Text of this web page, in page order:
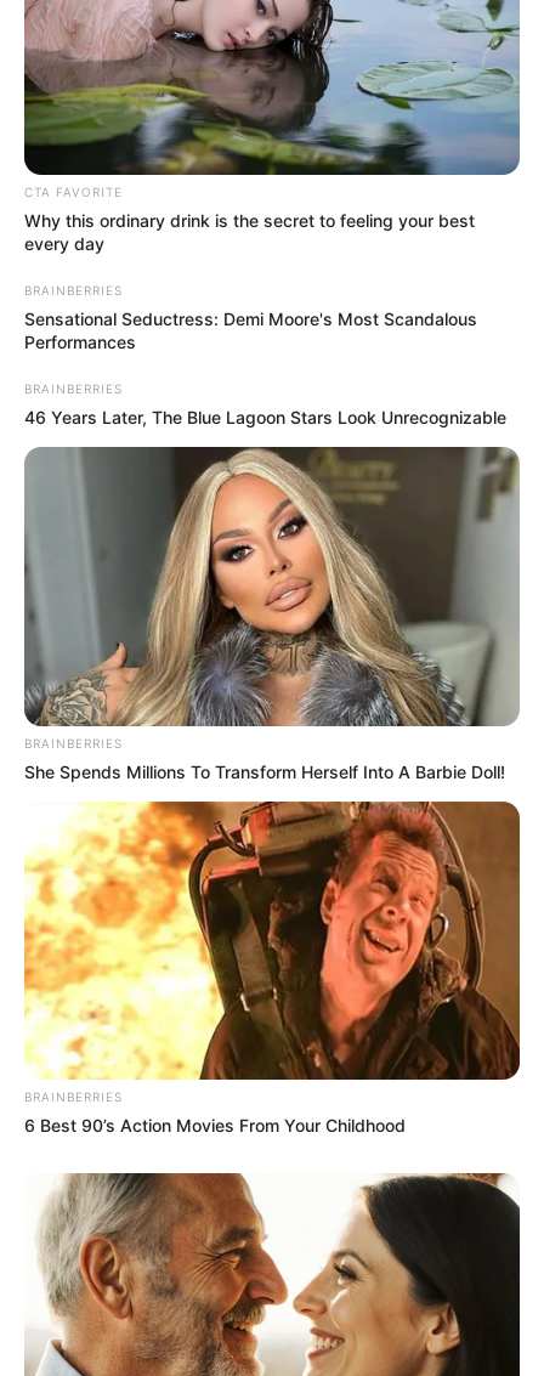
CTA FAVORITE
Why this ordinary drink is the secret to feeling your best
every day
BRAINBERRIES
Sensational Seductress: Demi Moore's Most Scandalous
Performances
BRAINBERRIES
46 Years Later, The Blue Lagoon Stars Look Unrecognizable
BRAINBERRIES
She Spends Millions To Transform Herself Into A Barbie Doll!
BRAINBERRIES
6 Best 90’s Action Movies From Your Childhood